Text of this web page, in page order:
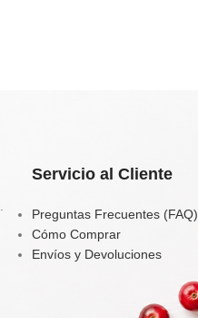
Servicio al Cliente
Preguntas Frecuentes (FAQ)
Cómo Comprar
Envíos y Devoluciones